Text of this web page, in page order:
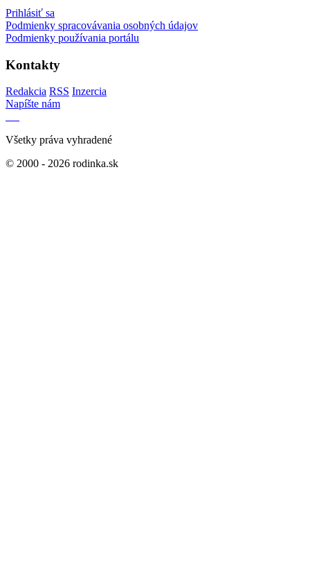
Prihlásiť sa
Podmienky spracovávania osobných údajov
Podmienky používania portálu
Kontakty
Redakcia RSS Inzercia
Napíšte nám
Všetky práva vyhradené
© 2000 - 2026 rodinka.sk